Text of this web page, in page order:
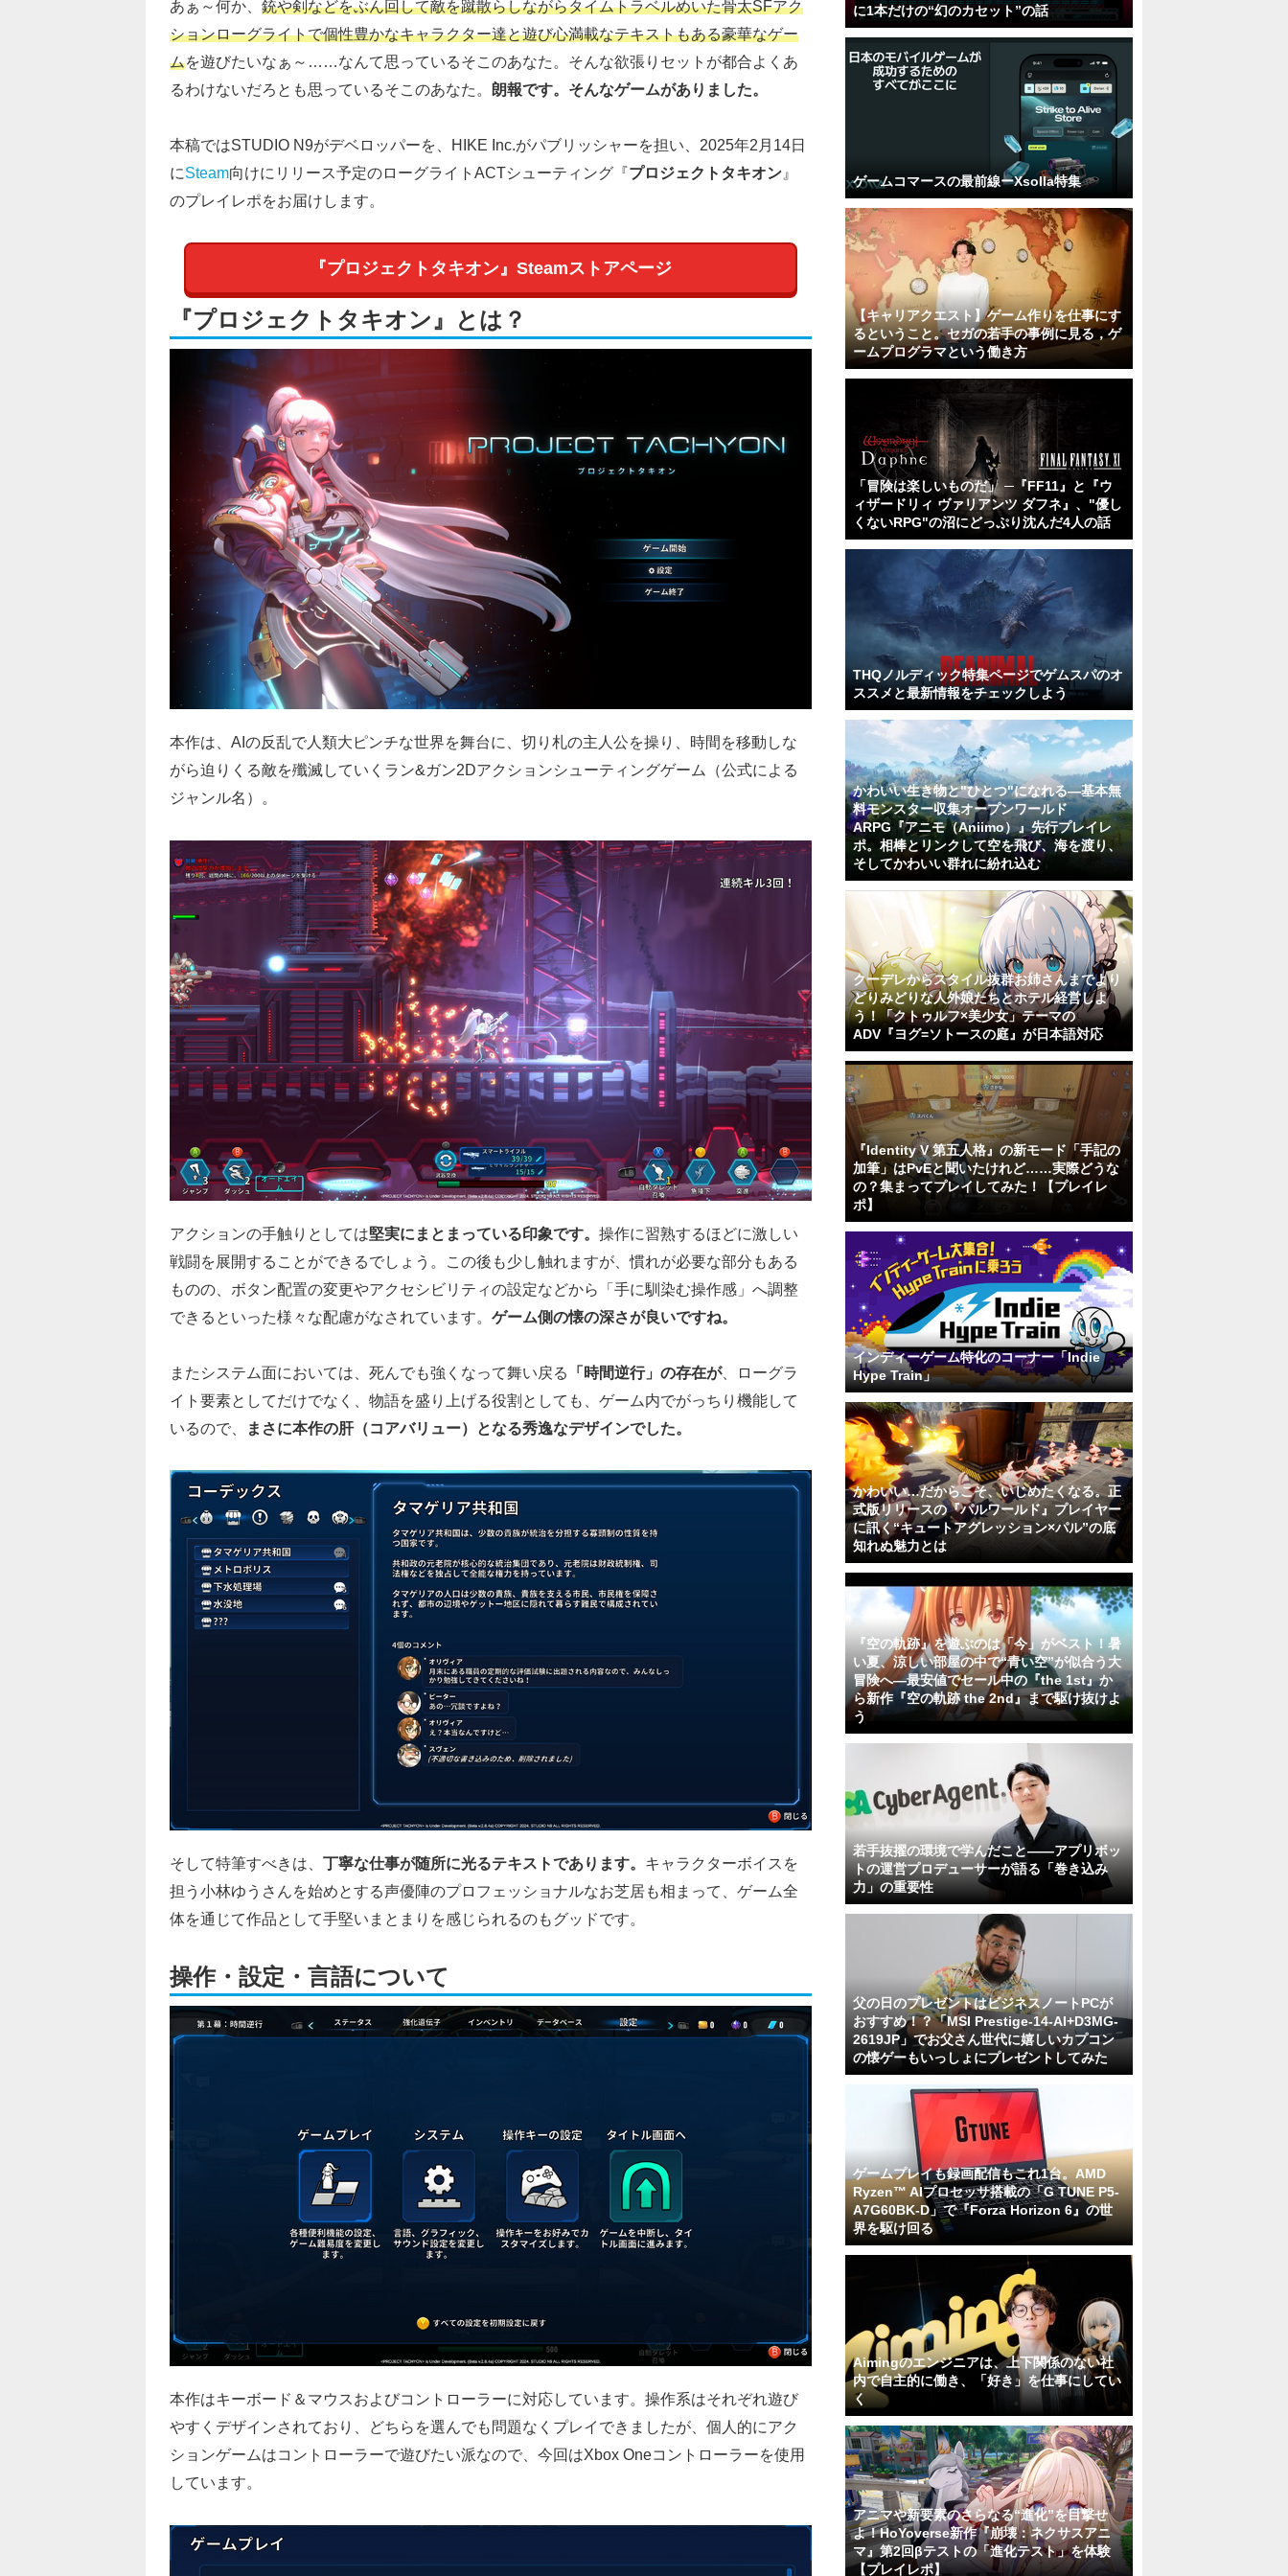
あぁ～何か、 銃や剣などをぶん回して敵を蹴散らしながらタイムトラベルめいた骨太SFアク
ションローグライトで個性豊かなキャラクター達と遊び心満載なテキストもある豪華なゲー
ムを遊びたいなぁ～……なんて思っているそこのあなた。そんな欲張りセットが都合よくあ
るわけないだろとも思っているそこのあなた。 朗報です。そんなゲームがありました。
本稿ではSTUDIO N9がデベロッパーを、HIKE Inc.がパブリッシャーを担い、2025年2月14日
にSteam向けにリリース予定のローグライトACTシューティング『プロジェクトタキオン 』
のプレイレポをお届けします。
『プロジェクトタキオン』Steamストアページ
『プロジェクトタキオン』とは？
本作は、AIの反乱で人類大ピンチな世界を舞台に、切り札の主人公を操り、時間を移動しな
がら迫りくる敵を殲滅していくラン&ガン2Dアクションシューティングゲーム（公式による
ジャンル名）。
アクションの手触りとしては堅実にまとまっている印象です。 操作に習熟するほどに激しい
戦闘を展開することができるでしょう。この後も少し触れますが、慣れが必要な部分もある
ものの、ボタン配置の変更やアクセシビリティの設定などから「手に馴染む操作感」へ調整
できるといった様々な配慮がなされています。 ゲーム側の懐の深さが良いですね。
またシステム面においては、死んでも強くなって舞い戻る 「時間逆行」の存在が、ローグラ
イト要素としてだけでなく、物語を盛り上げる役割としても、ゲーム内でがっちり機能して
いるので、
まさに本作の肝（コアバリュー）となる秀逸なデザインでした。
そして特筆すべきは、 丁寧な仕事が随所に光るテキストであります。 キャラクターボイスを
担う小林ゆうさんを始めとする声優陣のプロフェッショナルなお芝居も相まって、ゲーム全
体を通じて作品として手堅いまとまりを感じられるのもグッドです。
操作・設定・言語について
本作はキーボード＆マウスおよびコントローラーに対応しています。操作系はそれぞれ遊び
やすくデザインされており、どちらを選んでも問題なくプレイできましたが、個人的にアク
ションゲームはコントローラーで遊びたい派なので、今回はXbox Oneコントローラーを使用
しています。
に1本だけの“幻のカセット”の話
ゲームコマースの最前線ーXsolla特集
【キャリアクエスト】ゲーム作りを仕事にす
るということ。セガの若手の事例に見る，ゲ
ームプログラマという働き方
「冒険は楽しいものだ」 ─『FF11』と『ウ
ィザードリィ ヴァリアンツ ダフネ』、"優し
くないRPG"の沼にどっぷり沈んだ4人の話
THQノルディック特集ページでゲムスパのオ
ススメと最新情報をチェックしよう
かわいい生き物と"ひとつ"になれる―基本無
料モンスター収集オープンワールド
ARPG『アニモ（Aniimo）』先行プレイレ
ポ。相棒とリンクして空を飛び、海を渡り、
そしてかわいい群れに紛れ込む
クーデレからスタイル抜群お姉さんまでより
どりみどりな人外娘たちとホテル経営しよ
う！「クトゥルフ×美少女」テーマの
ADV『ヨグ=ソトースの庭』が日本語対応
『Identity V 第五人格』の新モード「手記の
加筆」はPvEと聞いたけれど……実際どうな
の？集まってプレイしてみた！【プレイレ
ポ】
インディーゲーム特化のコーナー「Indie
Hype Train」
かわいい…だからこそ、いじめたくなる。正
式版リリースの『パルワールド』プレイヤー
に訊く“キュートアグレッション×パル”の底
知れぬ魅力とは
『空の軌跡』を遊ぶのは「今」がベスト！暑
い夏、涼しい部屋の中で“青い空”が似合う大
冒険へ―最安値でセール中の『the 1st』か
ら新作『空の軌跡 the 2nd』まで駆け抜けよ
う
若手抜擢の環境で学んだこと――アプリボッ
トの運営プロデューサーが語る「巻き込み
力」の重要性
父の日のプレゼントはビジネスノートPCが
おすすめ！？「MSI Prestige-14-AI+D3MG-
2619JP」でお父さん世代に嬉しいカプコン
の懐ゲーもいっしょにプレゼントしてみた
ゲームプレイも録画配信もこれ1台。AMD
Ryzen™ AIプロセッサ搭載の「G TUNE P5-
A7G60BK-D」で『Forza Horizon 6』の世
界を駆け回る
Aimingのエンジニアは、上下関係のない社
内で自主的に働き、「好き」を仕事にしてい
く
アニマや新要素のさらなる“進化”を目撃せ
よ！HoYoverse新作『崩壊：ネクサスアニ
マ』第2回βテストの「進化テスト」を体験
【プレイレポ】